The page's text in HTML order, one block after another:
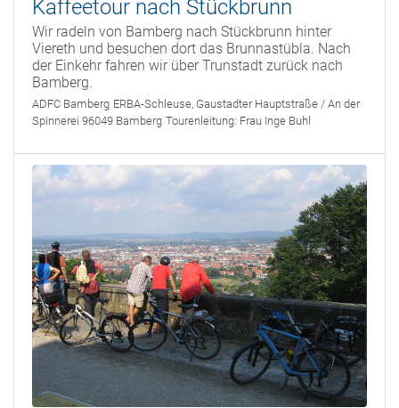
Kaffeetour nach Stückbrunn
Wir radeln von Bamberg nach Stückbrunn hinter
Viereth und besuchen dort das Brunnastübla. Nach
der Einkehr fahren wir über Trunstadt zurück nach
Bamberg.
ADFC Bamberg ERBA-Schleuse, Gaustadter Hauptstraße / An der
Spinnerei 96049 Bamberg Tourenleitung: Frau Inge Buhl